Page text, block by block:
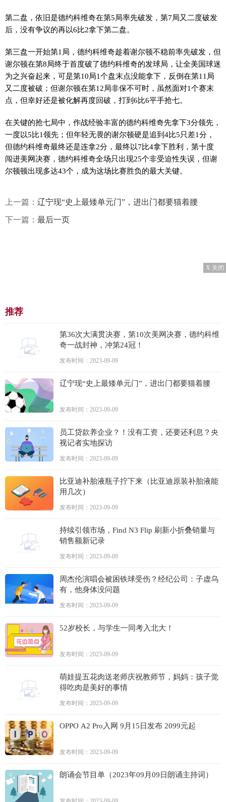
第二盘，依旧是德约科维奇在第5局率先破发，第7局又二度破发
后，没有争议的再以6比2拿下第二盘。
第三盘一开始第1局，德约科维奇趁着谢尔顿不稳前率先破发，但
谢尔顿在第8局终于首度破了德约科维奇的发球局，让全美国球迷
为之兴奋起来，可是第10局1个盘末点没能拿下，反倒在第11局
又二度被破；但谢尔顿在第12局非保不可时，虽然面对1个赛末
点，但幸好还是被化解再度回破，打到6比6平手抢七。
在关键的抢七局中，作战经验丰富的德约科维奇先拿下3分领先，
一度以5比1领先；但年轻无畏的谢尔顿硬是追到4比5只差1分，
但德约科维奇最终还是连拿2分，最终以7比4拿下胜利，第十度
闯进美网决赛，德约科维奇全场只出现25个非受迫性失误，但谢
尔顿顿出现多达43个，成为这场比赛胜负的最大关键。
上一篇： 辽宁现“史上最矮单元门”，进出门都要猫着腰
下一篇： 最后一页
X 关闭
推荐
第36次大满贯决赛，第10次美网决赛，德约科维
奇一战封神，冲第24冠！
发布时间：2023-09-09
辽宁现“史上最矮单元门”，进出门都要猫着腰
发布时间：2023-09-09
员工贷款养企业？！没有工资，还要还利息？央
视记者实地探访
发布时间：2023-09-09
比亚迪补胎液瓶子拧下来（比亚迪原装补胎液能
用几次）
发布时间：2023-09-09
持续引领市场，Find N3 Flip 刷新小折叠销量与
销售额新记录
发布时间：2023-09-09
周杰伦演唱会被困铁球受伤？经纪公司：子虚乌
有，他身体没问题
发布时间：2023-09-09
52岁校长，与学生一同考入北大！
发布时间：2023-09-09
萌娃提五花肉送老师庆祝教师节，妈妈：孩子觉
得吃肉是美好的事情
发布时间：2023-09-09
OPPO A2 Pro入网 9月15日发布 2099元起
发布时间：2023-09-09
朗诵会节目单（2023年09月09日朗诵主持词）